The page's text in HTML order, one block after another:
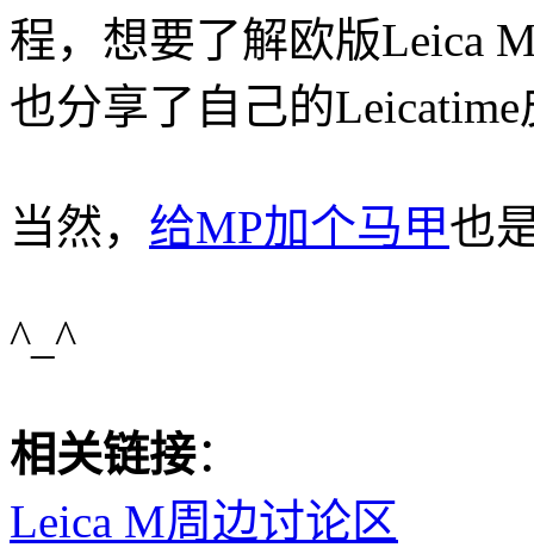
程，想要了解欧版Leica
也分享了自己的Leicatime
当然， 给MP加个马甲也
^_^
相关链接：
Leica M周边讨论区